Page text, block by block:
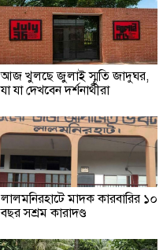
আজ খুলছে জুলাই স্মৃতি জাদুঘর,
যা যা দেখবেন দর্শনার্থীরা
লালমনিরহাটে মাদক কারবারির ১০
বছর সশ্রম কারাদণ্ড